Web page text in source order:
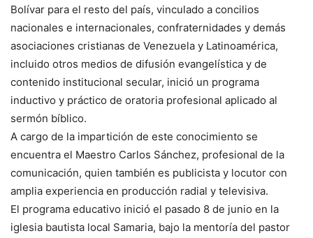
Bolívar para el resto del país, vinculado a concilios
nacionales e internacionales, confraternidades y demás
asociaciones cristianas de Venezuela y Latinoamérica,
incluido otros medios de difusión evangelística y de
contenido institucional secular, inició un programa
inductivo y práctico de oratoria profesional aplicado al
sermón bíblico.
A cargo de la impartición de este conocimiento se
encuentra el Maestro Carlos Sánchez, profesional de la
comunicación, quien también es publicista y locutor con
amplia experiencia en producción radial y televisiva.
El programa educativo inició el pasado 8 de junio en la
iglesia bautista local Samaria, bajo la mentoría del pastor